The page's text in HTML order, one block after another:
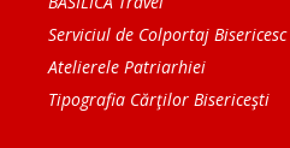
Serviciul de Colportaj Bisericesc
Atelierele Patriarhiei
Tipografia Cărţilor Bisericeşti